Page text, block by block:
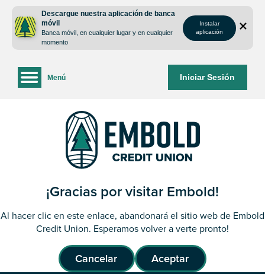
contenido
inicio
Descargue nuestra aplicación de banca
móvil
Banca móvil, en cualquier lugar y en cualquier
momento
Instalar
aplicación
Iniciar Sesión
Menú
¡Gracias por visitar Embold!
Al hacer clic en este enlace, abandonará el sitio web de Embold
Credit Union. Esperamos volver a verte pronto!
Cancelar Aceptar